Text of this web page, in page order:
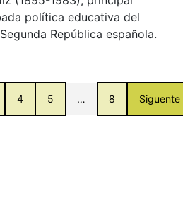
política educativa del
República española.
4 5 … 8 Siguente